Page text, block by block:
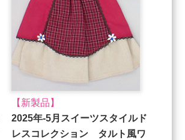
【新製品】
2025年-5⽉スイーツスタイルド
レスコレクション タルト⾵ワ